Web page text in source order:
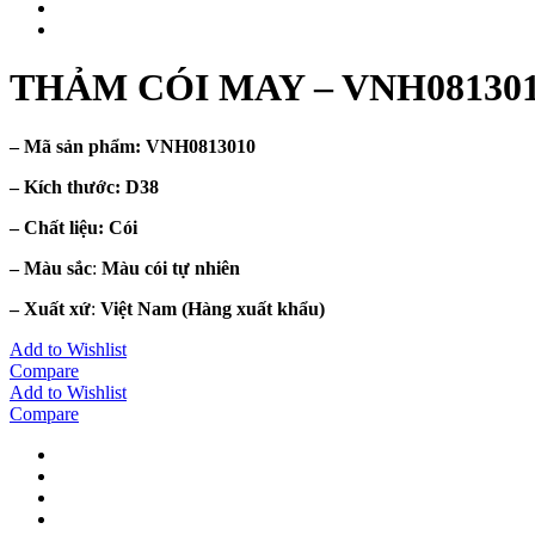
THẢM CÓI MAY –
– Mã sản phẩm: VNH0813010
– Kích thước: D38
– Chất liệu: Cói
– Màu sắc: Màu cói tự nhiên
– Xuất xứ: Việt Nam (Hàng xuất khẩu)
Add to Wishlist
Compare
Add to Wishlist
Compare